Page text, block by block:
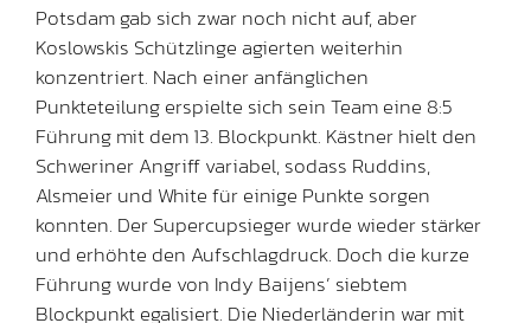
Potsdam gab sich zwar noch nicht auf, aber
Koslowskis Schützlinge agierten weiterhin
konzentriert. Nach einer anfänglichen
Punkteteilung erspielte sich sein Team eine 8:5
Führung mit dem 13. Blockpunkt. Kästner hielt den
Schweriner Angriff variabel, sodass Ruddins,
Alsmeier und White für einige Punkte sorgen
konnten. Der Supercupsieger wurde wieder stärker
und erhöhte den Aufschlagdruck. Doch die kurze
Führung wurde von Indy Baijens’ siebtem
Blockpunkt egalisiert. Die Niederländerin war mit